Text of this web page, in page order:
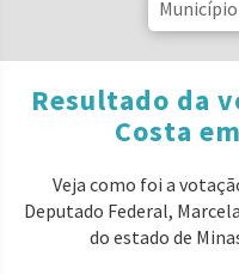
Resultado da
Costa
Veja como foi a
Deputado Federal,
do estado de